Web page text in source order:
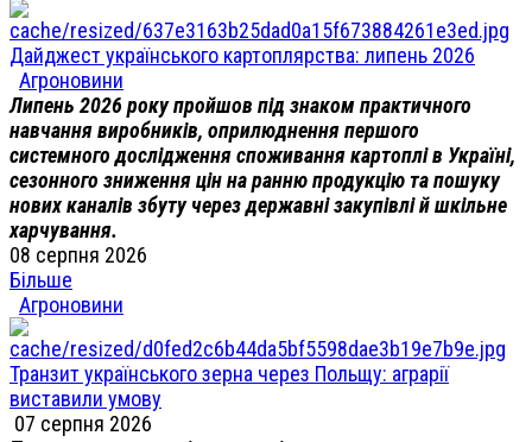
Дайджест українського картоплярства: липень 2026
Агроновини
Липень 2026 року пройшов під знаком практичного
навчання виробників, оприлюднення першого
системного дослідження споживання картоплі в Україні,
сезонного зниження цін на ранню продукцію та пошуку
нових каналів збуту через державні закупівлі й шкільне
харчування.
08 серпня 2026
Більше
Агроновини
Транзит українського зерна через Польщу: аграрії
виставили умову
07 серпня 2026